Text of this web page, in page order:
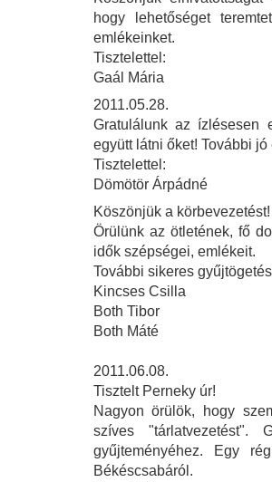
hogy lehetőséget
emlékeinket.
Tisztelettel:
Gaál Mária
2011.05.28.
Gratulálunk az ízlésesen
együtt látni őket! További
Tisztelettel:
Dömötör Árpádné
Köszönjük a körbevezetést!
Örülünk az ötletének, fő
idők szépségei, emlékeit.
További sikeres
Kincses Csilla
Both Tibor
Both Máté
2011.06.08.
Tisztelt Perneky úr!
Nagyon örülök, hogy
szíves "tárlatvezetést".
gyűjteményéhez. Egy
Békéscsabáról.